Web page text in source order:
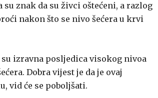
znak da su živci oštećeni, a razlog
nakon što se nivo šećera u krvi
izravna posljedica visokog nivoa
Dobra vijest je da je ovaj
vid će se poboljšati.